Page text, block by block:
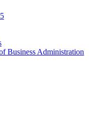
Business Administration